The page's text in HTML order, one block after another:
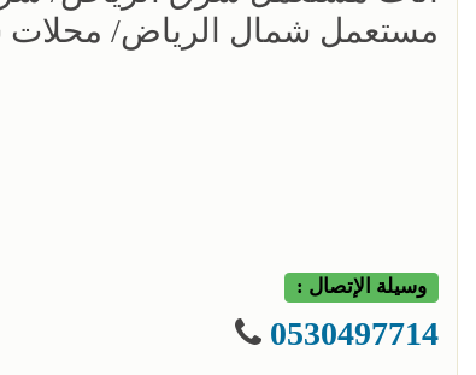
مستعمل شمال الرياض/ محلات
وسيلة الإتصال :
0530497714